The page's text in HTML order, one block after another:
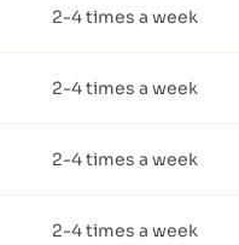
2-4 times a week
2-4 times a week
2-4 times a week
2-4 times a week